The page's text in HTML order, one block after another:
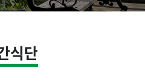
식단